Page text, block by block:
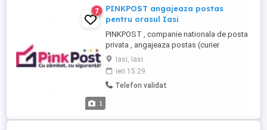
1
7
PINKPOST angajeaza postas
pentru orasul Iasi
PINKPOST , companie nationala de posta
privata , angajeaza postas (curier
pedestru) pentru orasul Iasi , pentru livrat
plicuri . Cei interesati pot lasa mesaj cu CV
la sediul nostru din B-dul Stefan cel Mare
8 ( Galeriile de Arta Stefan cel Mare ) sau
Iasi, Iasi
ieri 15:29
Telefon validat